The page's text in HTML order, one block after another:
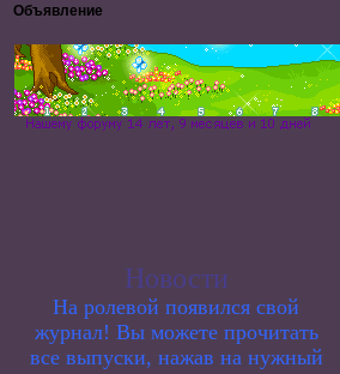
Объявление
Новости
На ролевой появился свой
журнал! Вы можете прочитать
все выпуски, нажав на нужный